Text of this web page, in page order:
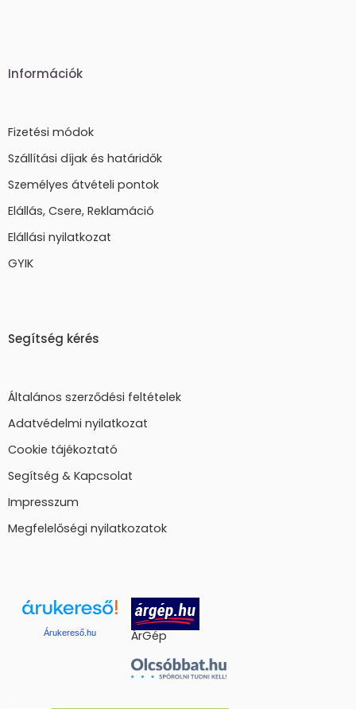
Információk
Fizetési módok
Szállítási díjak és határidők
Személyes átvételi pontok
Elállás, Csere, Reklamáció
Elállási nyilatkozat
GYIK
Segítség kérés
Általános szerződési feltételek
Adatvédelmi nyilatkozat
Cookie tájékoztató
Segítség & Kapcsolat
Impresszum
Megfelelőségi nyilatkozatok
Árukereső.hu ÁrGép